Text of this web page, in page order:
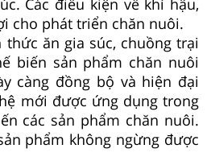
cho phát triển chăn nuôi.
thức ăn gia súc, chuồng trại
biến sản phẩm chăn nuôi
càng đồng bộ và hiện đại
mới được ứng dụng trong
các sản phẩm chăn nuôi.
phẩm không ngừng được